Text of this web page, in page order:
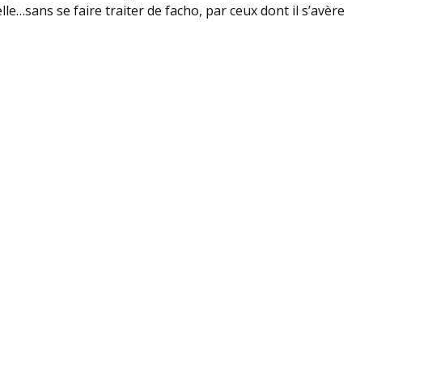
se faire traiter de facho, par ceux dont il s’avère